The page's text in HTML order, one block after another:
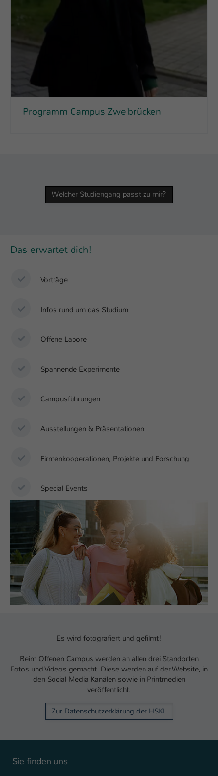
Programm Campus Zweibrücken
Welcher Studiengang passt zu mir?
Das erwartet dich!
Vorträge
Infos rund um das Studium
Offene Labore
Spannende Experimente
Campusführungen
Ausstellungen & Präsentationen
Firmenkooperationen, Projekte und Forschung
Special Events
Es wird fotografiert und gefilmt!
Beim Offenen Campus werden an allen drei Standorten
Fotos und Videos gemacht. Diese werden auf der Website, in
den Social Media Kanälen sowie in Printmedien
veröffentlicht.
Zur Datenschutzerklärung der HSKL
Sie finden uns